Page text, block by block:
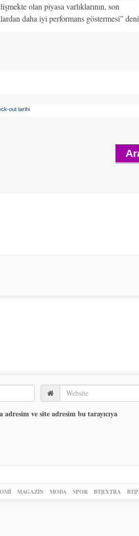
olan piyasa varlıklarının, son
daha iyi performans göstermesi”
out tarihi
ve site adresim bu tarayıcıya
MAGAZİN MODA SPOR BT|EXTRA